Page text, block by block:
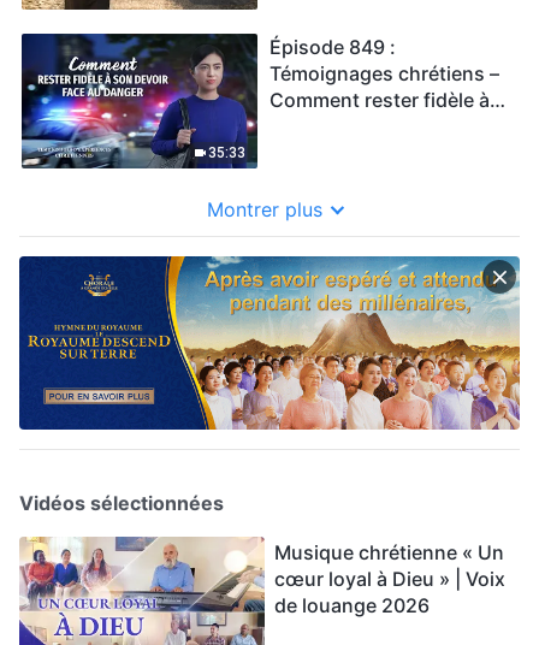
juste ?
35:33
Épisode 849 :
Témoignages chrétiens –
Comment rester fidèle à
Montrer plus
Vidéos sélectionnées
Musique chrétienne « Un
cœur loyal à Dieu » | Voix
de louange 2026